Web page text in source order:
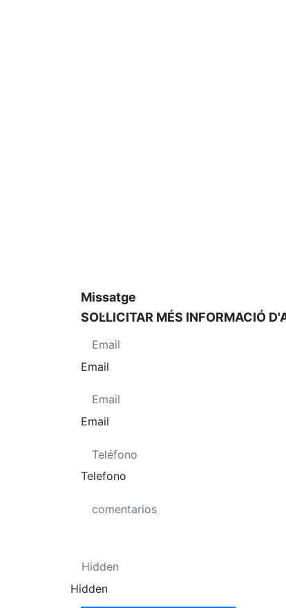
Missatge
SOL·LICITAR MÉS INFORMACIÓ
Email
Email
Telefono
Hidden